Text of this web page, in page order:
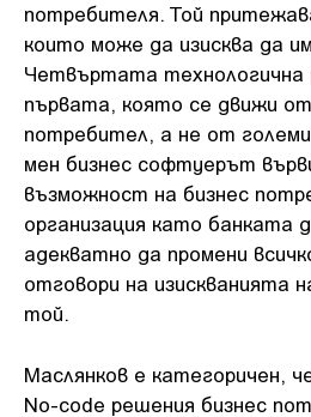
потребителя. Той
които може да изисква да
Четвъртата технологична
първата, която се движи от
потребител, а не от
мен бизнес софтуерът
възможност на бизнес
организация като банката
адекватно да промени
отговори на изискванията
той.
Маслянков е категоричен,
No-code решения бизнес